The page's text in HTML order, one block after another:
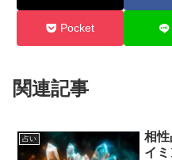
Pocket
関連記事
占い
相性
イ